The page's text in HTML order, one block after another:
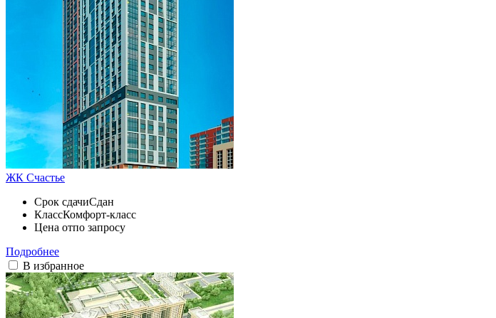
ЖК Счастье
Срок сдачиСдан
КлассКомфорт-класс
Цена отпо запросу
Подробнее
В избранное